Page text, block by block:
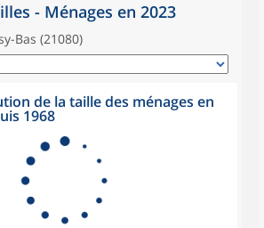
- Ménages en 2023
Bas (21080)
de la taille des ménages en
1968